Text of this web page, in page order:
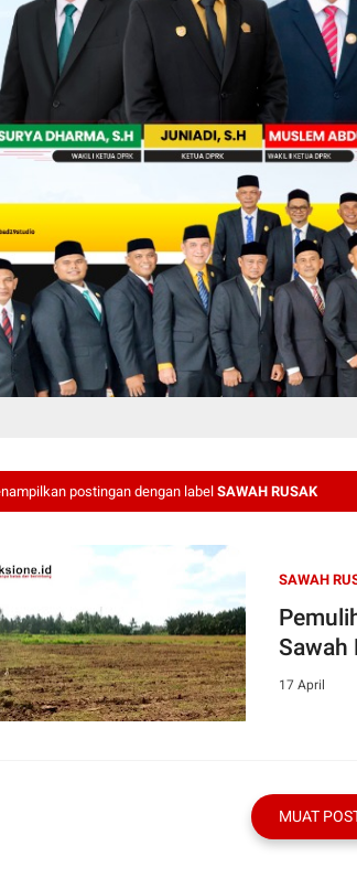
postingan dengan label SAWAH RUSAK
SAWAH
Sawah
17 April
MUAT